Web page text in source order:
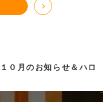
１０月のお知らせ＆ハロ